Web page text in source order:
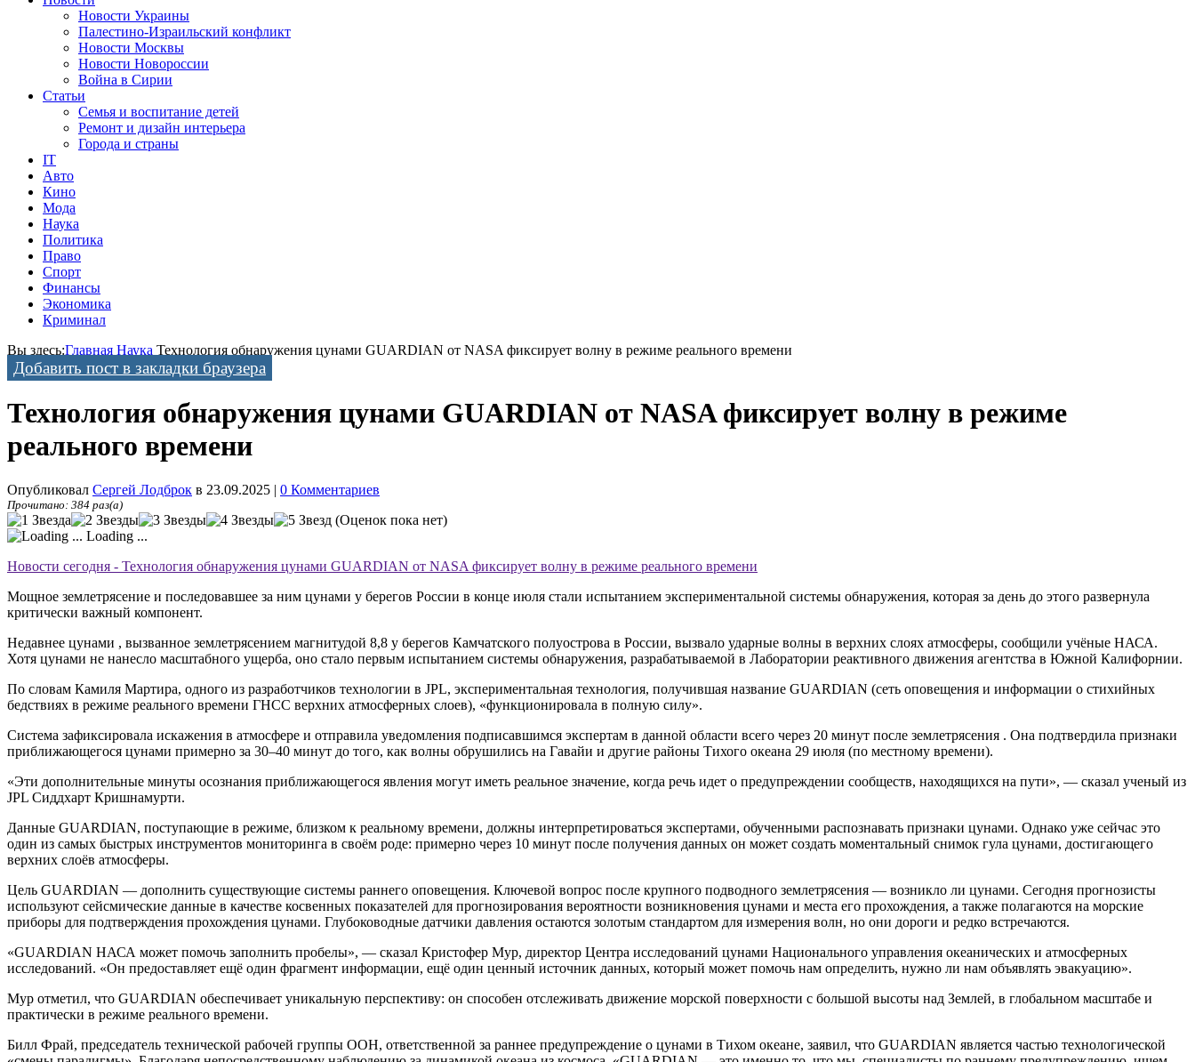
Новости Украины
Палестино-Израильский конфликт
Новости Москвы
Новости Новороссии
Война в Сирии
Статьи
Семья и воспитание детей
Ремонт и дизайн интерьера
Города и страны
IT
Авто
Кино
Мода
Наука
Политика
Право
Спорт
Финансы
Экономика
Криминал
Вы здесь:Главная Наука Технология обнаружения цунами GUARDIAN от NASA фиксирует волну в режиме реального времени
Добавить пост в закладки браузера
Технология обнаружения цунами GUARDIAN от NASA фиксирует волну в режиме
реального времени
Опубликовал Сергей Лодброк в 23.09.2025 | 0 Комментариев
Прочитано: 384 раз(а)
(Оценок пока нет)
Loading ...
Новости сегодня - Технология обнаружения цунами GUARDIAN от NASA фиксирует волну в режиме реального времени
Мощное землетрясение и последовавшее за ним цунами у берегов России в конце июля стали испытанием экспериментальной системы обнаружения, которая за день до этого развернула
критически важный компонент.
Недавнее цунами , вызванное землетрясением магнитудой 8,8 у берегов Камчатского полуострова в России, вызвало ударные волны в верхних слоях атмосферы, сообщили учёные НАСА.
Хотя цунами не нанесло масштабного ущерба, оно стало первым испытанием системы обнаружения, разрабатываемой в Лаборатории реактивного движения агентства в Южной Калифорнии.
По словам Камиля Мартира, одного из разработчиков технологии в JPL, экспериментальная технология, получившая название GUARDIAN (сеть оповещения и информации о стихийных
бедствиях в режиме реального времени ГНСС верхних атмосферных слоев), «функционировала в полную силу».
Система зафиксировала искажения в атмосфере и отправила уведомления подписавшимся экспертам в данной области всего через 20 минут после землетрясения . Она подтвердила признаки
приближающегося цунами примерно за 30–40 минут до того, как волны обрушились на Гавайи и другие районы Тихого океана 29 июля (по местному времени).
«Эти дополнительные минуты осознания приближающегося явления могут иметь реальное значение, когда речь идет о предупреждении сообществ, находящихся на пути», — сказал ученый из
JPL Сиддхарт Кришнамурти.
Данные GUARDIAN, поступающие в режиме, близком к реальному времени, должны интерпретироваться экспертами, обученными распознавать признаки цунами. Однако уже сейчас это
один из самых быстрых инструментов мониторинга в своём роде: примерно через 10 минут после получения данных он может создать моментальный снимок гула цунами, достигающего
верхних слоёв атмосферы.
Цель GUARDIAN — дополнить существующие системы раннего оповещения. Ключевой вопрос после крупного подводного землетрясения — возникло ли цунами. Сегодня прогнозисты
используют сейсмические данные в качестве косвенных показателей для прогнозирования вероятности возникновения цунами и места его прохождения, а также полагаются на морские
приборы для подтверждения прохождения цунами. Глубоководные датчики давления остаются золотым стандартом для измерения волн, но они дороги и редко встречаются.
«GUARDIAN НАСА может помочь заполнить пробелы», — сказал Кристофер Мур, директор Центра исследований цунами Национального управления океанических и атмосферных
исследований. «Он предоставляет ещё один фрагмент информации, ещё один ценный источник данных, который может помочь нам определить, нужно ли нам объявлять эвакуацию».
Мур отметил, что GUARDIAN обеспечивает уникальную перспективу: он способен отслеживать движение морской поверхности с большой высоты над Землей, в глобальном масштабе и
практически в режиме реального времени.
Билл Фрай, председатель технической рабочей группы ООН, ответственной за раннее предупреждение о цунами в Тихом океане, заявил, что GUARDIAN является частью технологической